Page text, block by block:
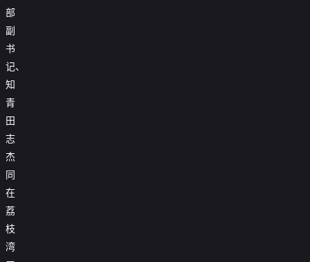
部
副
书
记、
知
青
田
志
杰
同
在
荔
枝
湾